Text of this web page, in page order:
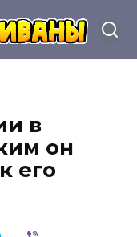
в
он
его